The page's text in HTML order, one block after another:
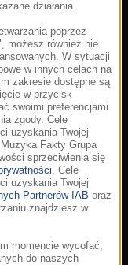
działania.
poprzez
możesz również nie
W sytuacji
w innych celach na
zakresie dostępne są
w przycisk
swoimi preferencjami
zgody. Cele
uzyskania Twojej
Fakty Grupa
sprzeciwienia się
. Cele
uzyskania Twojej
Partnerów IAB oraz
znajdziesz w
momencie wycofać,
do naszych